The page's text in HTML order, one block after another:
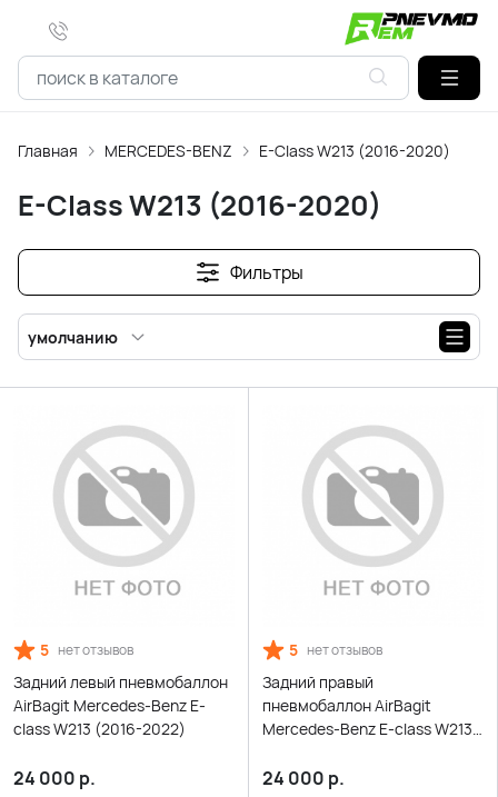
Главная MERCEDES-BENZ E-Class W213 (2016-2020)
E-Class W213 (2016-2020)
Фильтры
умолчанию
5 нет отзывов
Задний левый пневмобаллон
AirBagit Mercedes-Benz E-
class W213 (2016-2022)
24 000 р.
5 нет отзывов
Задний правый
пневмобаллон AirBagit
Mercedes-Benz E-class W213
24 000 р.